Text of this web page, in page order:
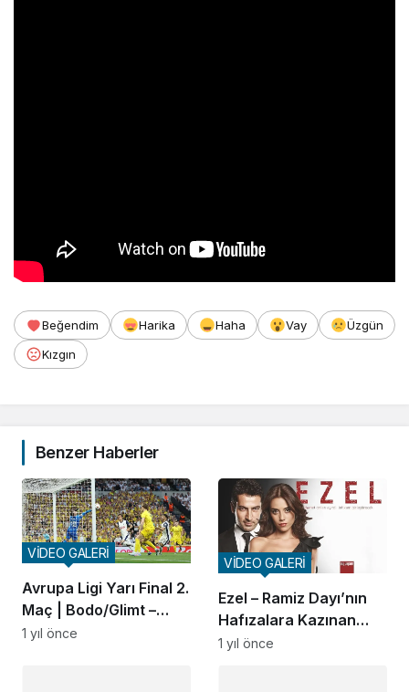
Beğendim Harika Haha Vay
Üzgün
Kızgın
Benzer Haberler
Avrupa Ligi Yarı Final 2.
Maç | Bodo/Glimt –
Tottenham (Özet)
VİDEO GALERİ
1 yıl önce
Ezel – Ramiz Dayı’nın
Hafızalara Kazınan
Repliği
VİDEO GALERİ
1 yıl önce